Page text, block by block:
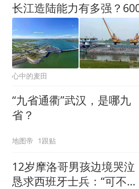
心中的麦田
“九省通衢”武汉，是哪九
省？
地图帝 1跟贴
12岁摩洛哥男孩边境哭泣
恳求西班牙士兵：“可不可